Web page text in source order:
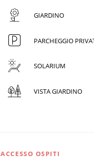
GIARDINO
PARCHEGGIO
SOLARIUM
VISTA GIARDINO
ACCESSO OSPITI